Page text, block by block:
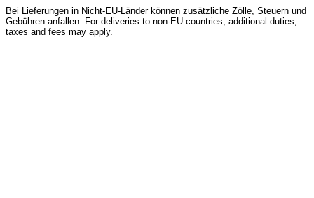
Bei Lieferungen in Nicht-EU-Länder können zusätzliche Zölle, Steuern und
Gebühren anfallen. For deliveries to non-EU countries, additional duties,
taxes and fees may apply.